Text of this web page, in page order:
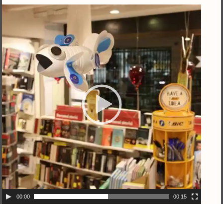
Video
00:00 00:15